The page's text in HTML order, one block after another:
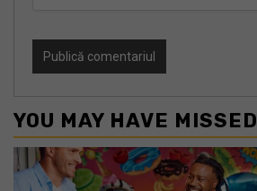
YOU MAY HAVE MISSED